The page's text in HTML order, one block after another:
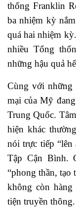
thống Franklin
ba nhiệm kỳ
quá hai nhiệm
nhiều Tổng
những hậu quả
Cùng với những
mại của Mỹ
Trung Quốc.
hiện khác
nói trực tiếp “lên
Tập Cận Bình.
“phong thần, tạo
không còn hàng
tiện truyền thông.